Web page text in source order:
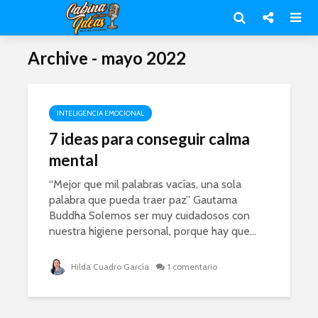
Archive - mayo 2022
INTELIGENCIA EMOCIONAL
7 ideas para conseguir calma
mental
“Mejor que mil palabras vacías, una sola
palabra que pueda traer paz” Gautama
Buddha Solemos ser muy cuidadosos con
nuestra higiene personal, porque hay que...
Hilda Cuadro García 1 comentario